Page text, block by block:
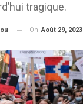
tragique.
On Août 29, 2023